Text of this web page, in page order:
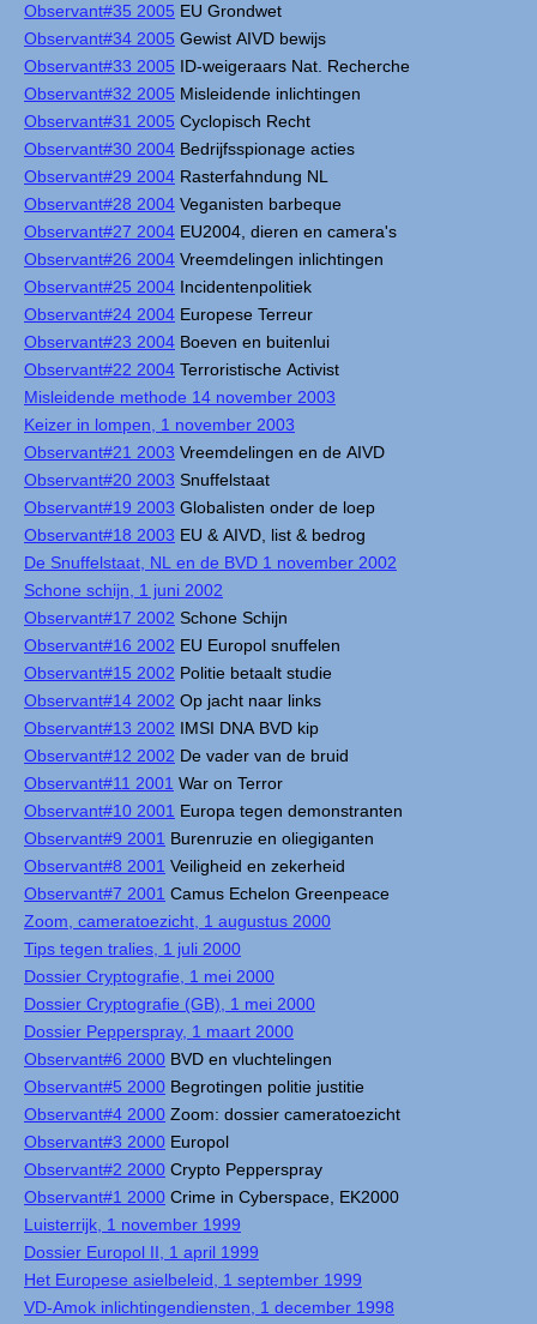
Observant#35 2005 EU Grondwet
Observant#34 2005 Gewist AIVD bewijs
Observant#33 2005 ID-weigeraars Nat. Recherche
Observant#32 2005 Misleidende inlichtingen
Observant#31 2005 Cyclopisch Recht
Observant#30 2004 Bedrijfsspionage acties
Observant#29 2004 Rasterfahndung NL
Observant#28 2004 Veganisten barbeque
Observant#27 2004 EU2004, dieren en camera's
Observant#26 2004 Vreemdelingen inlichtingen
Observant#25 2004 Incidentenpolitiek
Observant#24 2004 Europese Terreur
Observant#23 2004 Boeven en buitenlui
Observant#22 2004 Terroristische Activist
Misleidende methode 14 november 2003
Keizer in lompen, 1 november 2003
Observant#21 2003 Vreemdelingen en de AIVD
Observant#20 2003 Snuffelstaat
Observant#19 2003 Globalisten onder de loep
Observant#18 2003 EU & AIVD, list & bedrog
De Snuffelstaat, NL en de BVD 1 november 2002
Schone schijn, 1 juni 2002
Observant#17 2002 Schone Schijn
Observant#16 2002 EU Europol snuffelen
Observant#15 2002 Politie betaalt studie
Observant#14 2002 Op jacht naar links
Observant#13 2002 IMSI DNA BVD kip
Observant#12 2002 De vader van de bruid
Observant#11 2001 War on Terror
Observant#10 2001 Europa tegen demonstranten
Observant#9 2001 Burenruzie en oliegiganten
Observant#8 2001 Veiligheid en zekerheid
Observant#7 2001 Camus Echelon Greenpeace
Zoom, cameratoezicht, 1 augustus 2000
Tips tegen tralies, 1 juli 2000
Dossier Cryptografie, 1 mei 2000
Dossier Cryptografie (GB), 1 mei 2000
Dossier Pepperspray, 1 maart 2000
Observant#6 2000 BVD en vluchtelingen
Observant#5 2000 Begrotingen politie justitie
Observant#4 2000 Zoom: dossier cameratoezicht
Observant#3 2000 Europol
Observant#2 2000 Crypto Pepperspray
Observant#1 2000 Crime in Cyberspace, EK2000
Luisterrijk, 1 november 1999
Dossier Europol II, 1 april 1999
Het Europese asielbeleid, 1 september 1999
VD-Amok inlichtingendiensten, 1 december 1998